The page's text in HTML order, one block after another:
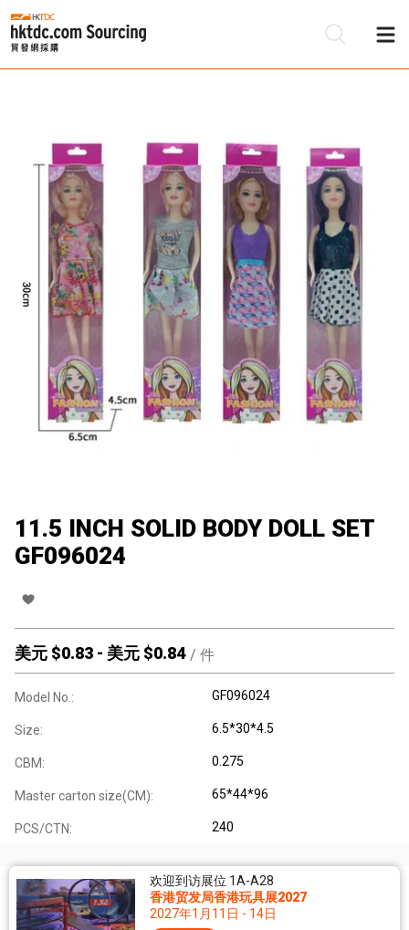
11.5 INCH SOLID BODY DOLL SET
GF096024
美元 $0.83 - 美元 $0.84 / 件
Model No.: GF096024
Size: 6.5*30*4.5
CBM: 0.275
Master carton size(CM): 65*44*96
PCS/CTN: 240
欢迎到访展位 1A-A28
香港贸发局香港玩具展2027
2027年1月11日 - 14日